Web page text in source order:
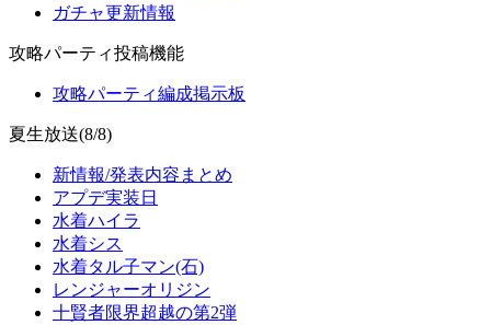
ガチャ更新情報
攻略パーティ投稿機能
攻略パーティ編成掲示板
夏生放送(8/8)
新情報/発表内容まとめ
アプデ実装日
水着ハイラ
水着シス
水着タル子マン(石)
レンジャーオリジン
十賢者限界超越の第2弾